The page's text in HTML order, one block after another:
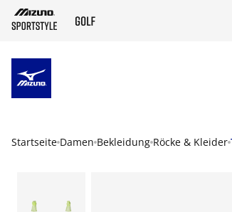
Startseite Damen Bekleidung Röcke & Kleider